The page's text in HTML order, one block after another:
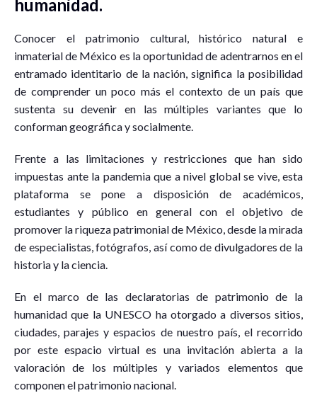
humanidad.
Conocer el patrimonio cultural, histórico natural e
inmaterial de México es la oportunidad de adentrarnos en el
entramado identitario de la nación, significa la posibilidad
de comprender un poco más el contexto de un país que
sustenta su devenir en las múltiples variantes que lo
conforman geográfica y socialmente.
Frente a las limitaciones y restricciones que han sido
impuestas ante la pandemia que a nivel global se vive, esta
plataforma se pone a disposición de académicos,
estudiantes y público en general con el objetivo de
promover la riqueza patrimonial de México, desde la mirada
de especialistas, fotógrafos, así como de divulgadores de la
historia y la ciencia.
En el marco de las declaratorias de patrimonio de la
humanidad que la UNESCO ha otorgado a diversos sitios,
ciudades, parajes y espacios de nuestro país, el recorrido
por este espacio virtual es una invitación abierta a la
valoración de los múltiples y variados elementos que
componen el patrimonio nacional.